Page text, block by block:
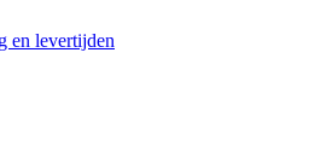
en levertijden